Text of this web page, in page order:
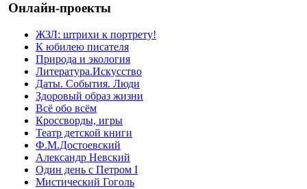
Онлайн-проекты
ЖЗЛ: штрихи к портрету!
К юбилею писателя
Природа и экология
Литература.Искусство
Даты. События. Люди
Здоровый образ жизни
Всё обо всём
Кроссворды, игры
Театр детской книги
Ф.М.Достоевский
Александр Невский
Один день с Петром I
Мистический Гоголь